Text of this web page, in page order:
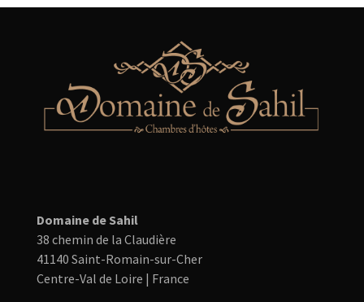
Domaine de Sahil
38 chemin de la Claudière
41140 Saint-Romain-sur-Cher
Centre-Val de Loire | France